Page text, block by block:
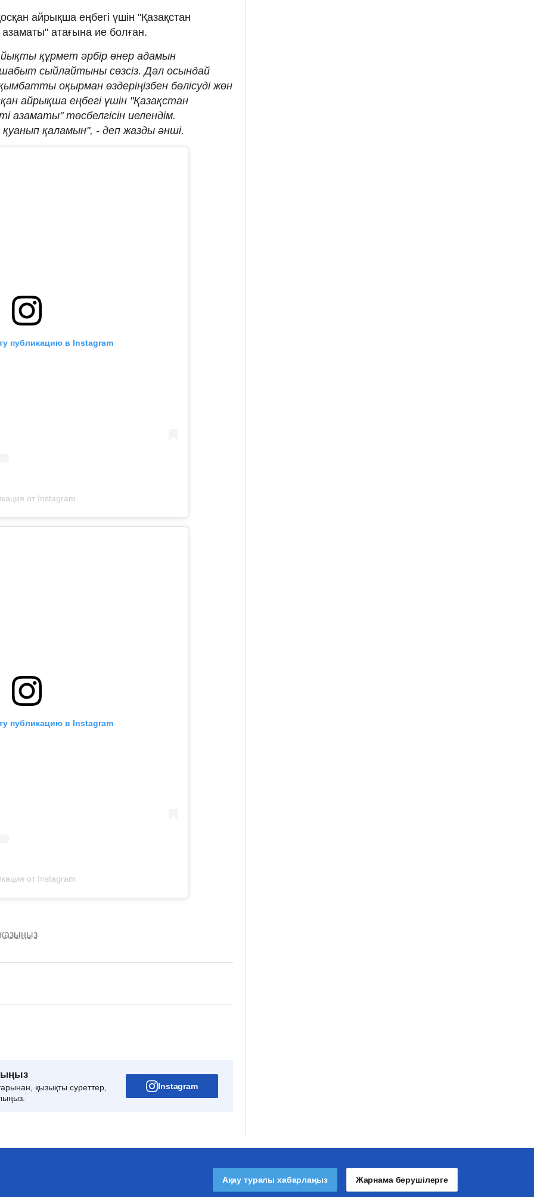
айрықша еңбегі үшін "Қазақстан
атағына ие болған.
құрмет әрбір өнер адамын
сыйлайтыны сөзсіз. Дәл осындай
оқырман өздеріңізбен бөлісуді жөн
айрықша еңбегі үшін "Қазақстан
азаматы" төсбелгісін иелендім.
қаламын", - деп жазды әнші.
публикацию в Instagram
от Instagram
публикацию в Instagram
от Instagram
жазыңыз
қызықты суреттер,
Instagram
Ақау туралы хабарлаңыз Жарнама берушілерге